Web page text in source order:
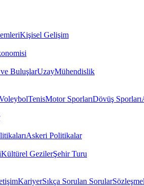
Kişisel Gelişim
BuluşlarUzayMühendislik
TenisMotor SporlarıDövüş Sporları
Askeri Politikalar
Kültürel GezilerŞehir Turu
KariyerSıkça Sorulan Sorular